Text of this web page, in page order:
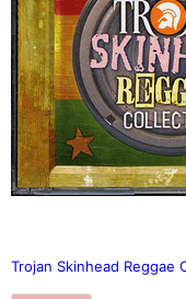
Trojan Skinhead Reggae